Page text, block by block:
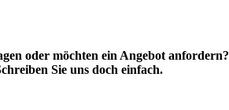
oder möchten ein Angebot anfordern?
Sie uns doch einfach.